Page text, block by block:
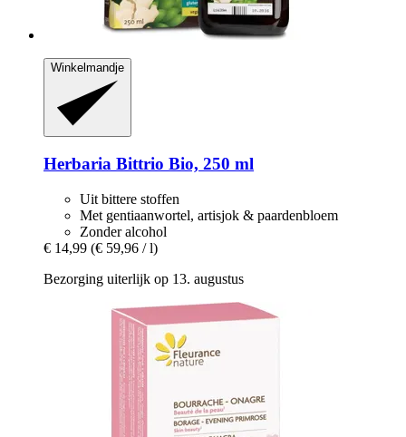
Winkelmandje
Herbaria Bittrio Bio, 250 ml
Uit bittere stoffen
Met gentiaanwortel, artisjok & paardenbloem
Zonder alcohol
€ 14,99 (€ 59,96 / l)
Bezorging uiterlijk op 13. augustus